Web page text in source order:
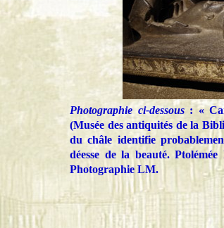
Photographie ci-dessous: «
(Musée des antiquités de la
du châle identifie
déesse de la beauté.
Photographie LM.